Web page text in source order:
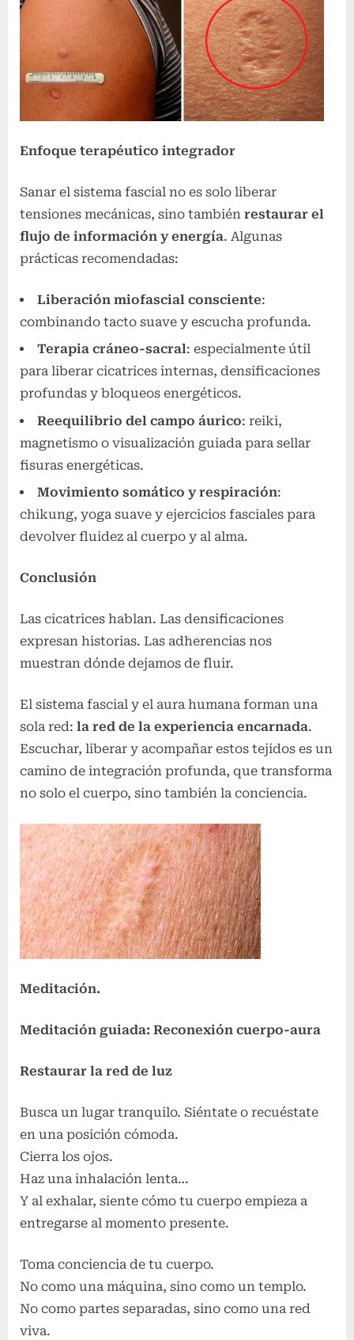
Enfoque terapéutico integrador
Sanar el sistema fascial no es solo liberar
tensiones mecánicas, sino también restaurar el
flujo de información y energía. Algunas
prácticas recomendadas:
Liberación miofascial consciente:
combinando tacto suave y escucha profunda.
Terapia cráneo-sacral: especialmente útil
para liberar cicatrices internas, densificaciones
profundas y bloqueos energéticos.
Reequilibrio del campo áurico: reiki,
magnetismo o visualización guiada para sellar
fisuras energéticas.
Movimiento somático y respiración:
chikung, yoga suave y ejercicios fasciales para
devolver fluidez al cuerpo y al alma.
Conclusión
Las cicatrices hablan. Las densificaciones
expresan historias. Las adherencias nos
muestran dónde dejamos de fluir.
El sistema fascial y el aura humana forman una
sola red: la red de la experiencia encarnada.
Escuchar, liberar y acompañar estos tejidos es un
camino de integración profunda, que transforma
no solo el cuerpo, sino también la conciencia.
Meditación.
Meditación guiada: Reconexión cuerpo-aura
Restaurar la red de luz
Busca un lugar tranquilo. Siéntate o recuéstate
en una posición cómoda.
Cierra los ojos.
Haz una inhalación lenta…
Y al exhalar, siente cómo tu cuerpo empieza a
entregarse al momento presente.
Toma conciencia de tu cuerpo.
No como una máquina, sino como un templo.
No como partes separadas, sino como una red
viva.